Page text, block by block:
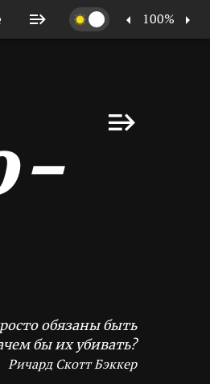
100%
обязаны быть
бы их убивать?
Ричард Скотт Бэккер